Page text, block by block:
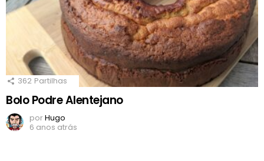
362 Partilhas
Bolo Podre Alentejano
porHugo
6 anos atrás